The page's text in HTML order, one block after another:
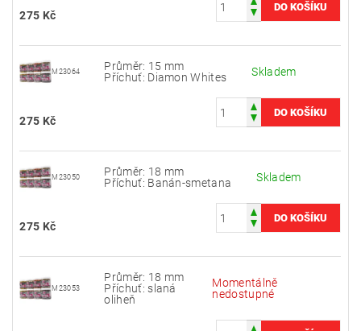
275 Kč
M23064
Průměr: 15 mm
Příchuť: Diamon Whites
Skladem
275 Kč
M23050
Průměr: 18 mm
Příchuť: Banán-smetana
Skladem
275 Kč
M23053
Průměr: 18 mm
Příchuť: slaná
oliheň
Momentálně
nedostupné